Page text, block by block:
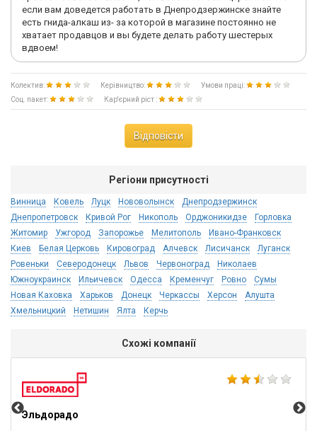
если вам доведется работать в Днепродзержинске знайте
есть гнида-алкаш из- за которой в магазине постоянно не
хватает продавцов и вы будете делать работу шестерых
вдвоем!
Колектив: Керівництво:
Умови праці:
Соц. пакет:
Кар'єрний ріст :
Відповісти
Регіони присутності
Винница Ковель Луцк Нововолынск
Днепродзержинск
Днепропетровск
Кривой Рог Никополь Орджоникидзе
Горловка
Житомир
Ужгород Запорожье Мелитополь
Ивано-Франковск
Киев
Белая Церковь Кировоград Алчевск Лисичанск
Луганск
Ровеньки
Северодонецк Львов Червоноград
Николаев
Южноукраинск
Ильичевск Одесса Кременчуг Ровно
Сумы
Новая Каховка
Харьков Донецк Черкассы Херсон
Алушта
Хмельницкий
Нетишин Ялта Керчь
Схожі компанії
Эльдорадо